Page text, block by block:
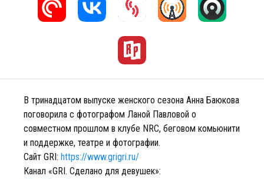
В тринадцатом выпуске женского сезона Анна Баюкова
поговорила с фотографом Ланой Павловой о
совместном прошлом в клубе NRC, беговом комьюнити
и поддержке, театре и фотографии.
Сайт GRI: https://www.grigri.ru/
Канал «GRI. Сделано для девушек»: